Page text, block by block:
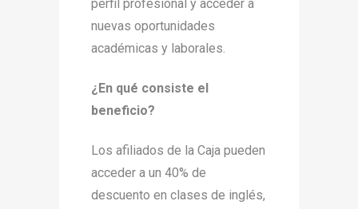
perfil profesional y acceder a
nuevas oportunidades
académicas y laborales.
¿En qué consiste el
beneficio?
Los afiliados de la Caja pueden
acceder a un 40% de
descuento en clases de inglés,